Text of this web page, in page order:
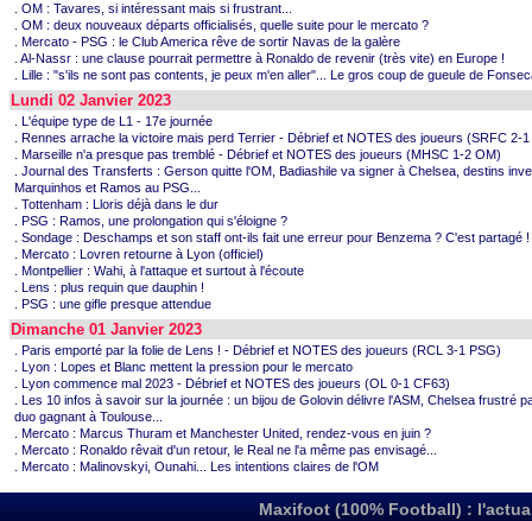
. OM : Tavares, si intéressant mais si frustrant...
. OM : deux nouveaux départs officialisés, quelle suite pour le mercato ?
. Mercato - PSG : le Club America rêve de sortir Navas de la galère
. Al-Nassr : une clause pourrait permettre à Ronaldo de revenir (très vite) en Europe !
. Lille : "s'ils ne sont pas contents, je peux m'en aller"... Le gros coup de gueule de
Lundi 02 Janvier 2023
. L'équipe type de L1 - 17e journée
. Rennes arrache la victoire mais perd Terrier - Débrief et NOTES des joueurs (SRFC 2-
. Marseille n'a presque pas tremblé - Débrief et NOTES des joueurs (MHSC 1-2 OM)
. Journal des Transferts : Gerson quitte l'OM, Badiashile va signer à Chelsea, destins
Marquinhos et Ramos au PSG...
. Tottenham : Lloris déjà dans le dur
. PSG : Ramos, une prolongation qui s'éloigne ?
. Sondage : Deschamps et son staff ont-ils fait une erreur pour Benzema ? C'est partagé !
. Mercato : Lovren retourne à Lyon (officiel)
. Montpellier : Wahi, à l'attaque et surtout à l'écoute
. Lens : plus requin que dauphin !
. PSG : une gifle presque attendue
Dimanche 01 Janvier 2023
. Paris emporté par la folie de Lens ! - Débrief et NOTES des joueurs (RCL 3-1 PSG)
. Lyon : Lopes et Blanc mettent la pression pour le mercato
. Lyon commence mal 2023 - Débrief et NOTES des joueurs (OL 0-1 CF63)
. Les 10 infos à savoir sur la journée : un bijou de Golovin délivre l'ASM, Chelsea frustré
duo gagnant à Toulouse...
. Mercato : Marcus Thuram et Manchester United, rendez-vous en juin ?
. Mercato : Ronaldo rêvait d'un retour, le Real ne l'a même pas envisagé...
. Mercato : Malinovskyi, Ounahi... Les intentions claires de l'OM
Maxifoot (100% Football) :